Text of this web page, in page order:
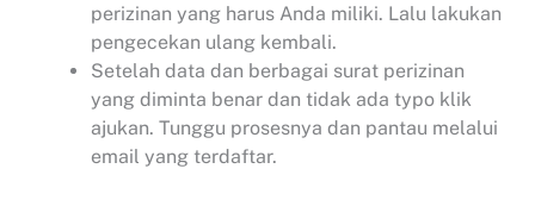
perizinan yang harus Anda miliki. Lalu lakukan
pengecekan ulang kembali.
Setelah data dan berbagai surat perizinan
yang diminta benar dan tidak ada typo klik
ajukan. Tunggu prosesnya dan pantau melalui
email yang terdaftar.